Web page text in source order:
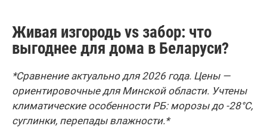
Живая изгородь vs забор: что
выгоднее для дома в Беларуси?
*Сравнение актуально для 2026 года. Цены —
ориентировочные для Минской области. Учтены
климатические особенности РБ: морозы до -28°C,
суглинки, перепады влажности.*